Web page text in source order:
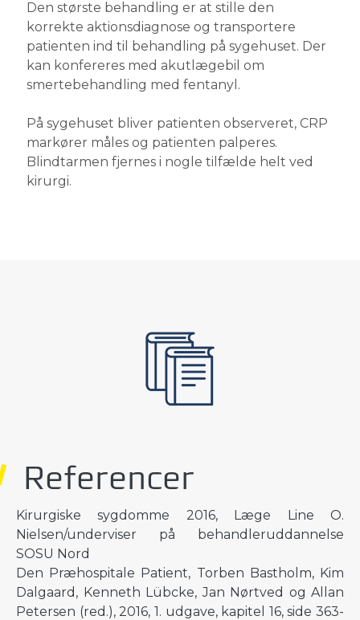
Den største behandling er at stille den
korrekte aktionsdiagnose og transportere
patienten ind til behandling på sygehuset. Der
kan konfereres med akutlægebil om
smertebehandling med fentanyl.
På sygehuset bliver patienten observeret, CRP
markører måles og patienten palperes.
Blindtarmen fjernes i nogle tilfælde helt ved
kirurgi.
Referencer
Kirurgiske sygdomme 2016, Læge Line O.
Nielsen/underviser på behandleruddannelse
SOSU Nord
Den Præhospitale Patient, Torben Bastholm, Kim
Dalgaard, Kenneth Lübcke, Jan Nørtved og Allan
Petersen (red.), 2016, 1. udgave, kapitel 16, side 363-